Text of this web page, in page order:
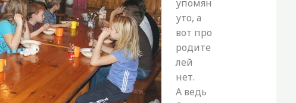
упомян
уто, а
вот про
родите
лей
нет.
А ведь